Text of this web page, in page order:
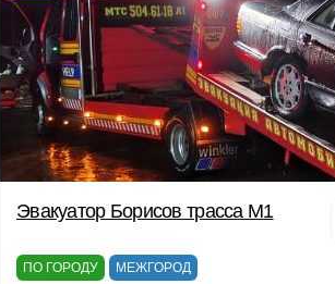
Эвакуатор Борисов трасса М1
ПО ГОРОДУ МЕЖГОРОД